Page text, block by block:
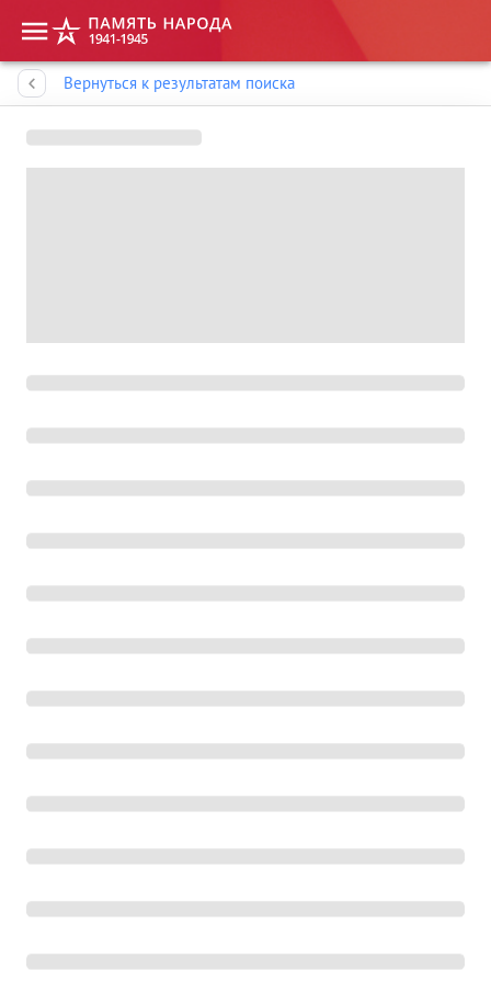
Вернуться к результатам поиска
Память народа